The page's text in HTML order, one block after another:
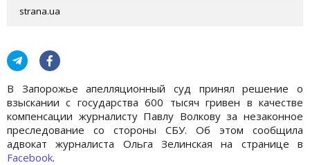
strana.ua
В Запорожье апелляционный суд принял решение о
взыскании с государства 600 тысяч гривен в качестве
компенсации журналисту Павлу Волкову за незаконное
преследование со стороны СБУ. Об этом сообщила
адвокат журналиста Ольга Зелинская на странице в
Facebook.